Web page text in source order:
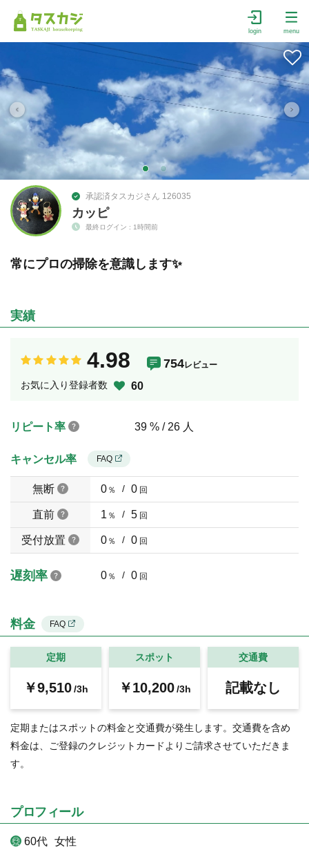
login menu
承認済タスカジさん 126035
カッピ
最終ログイン : 1時間前
常にプロの掃除を意識します✨
実績
4.98 754レビュー
お気に入り登録者数 60
リピート率 39 % / 26 人
キャンセル率 FAQ
無断 0％ / 0 回
直前 1％ / 5 回
受付放置 0％ / 0 回
遅刻率 0％ / 0 回
料金 FAQ
定期
￥9,510/3h
スポット
￥10,200 /3h
交通費
記載なし
定期またはスポットの料金と交通費が発生します。交通費を含め
料金は、ご登録のクレジットカードよりご請求させていただきま
す。
プロフィール
60代 女性